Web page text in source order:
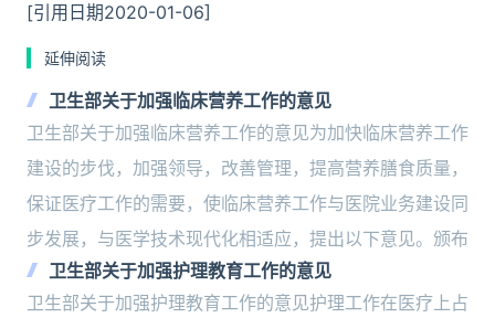
[引用日期2020-01-06]
延伸阅读
卫生部关于加强临床营养工作的意见
卫生部关于加强临床营养工作的意见为加快临床营养工作
建设的步伐，加强领导，改善管理，提高营养膳食质量，
保证医疗工作的需要，使临床营养工作与医院业务建设同
步发展，与医学技术现代化相适应，提出以下意见。颁布
卫生部关于加强护理教育工作的意见
卫生部关于加强护理教育工作的意见护理工作在医疗上占